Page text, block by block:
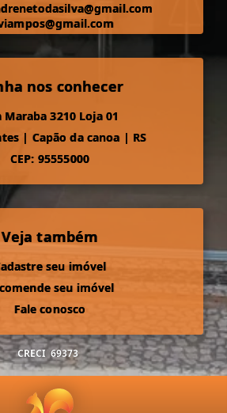
nos conhecer
Maraba 3210 Loja 01
| Capão da canoa | RS
CEP: 95555000
Veja também
seu imóvel
seu imóvel
Fale conosco
CRECI 69373